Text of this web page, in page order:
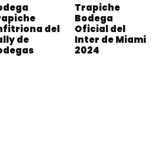
del
de
Trapiche
Bodega
Oficial del
Inter de Miami
2024